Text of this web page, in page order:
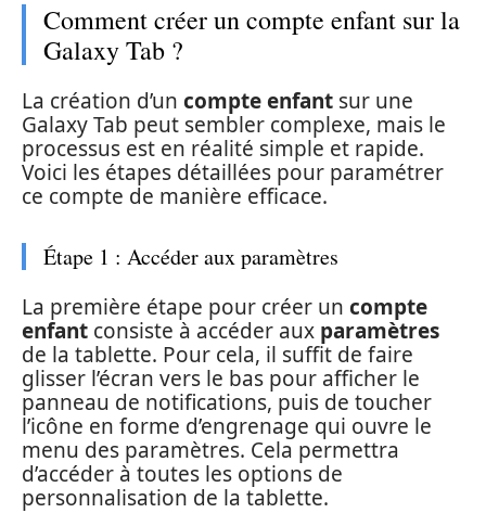
Comment créer un compte enfant sur la
Galaxy Tab ?
La création d’un compte enfant sur une
Galaxy Tab peut sembler complexe, mais le
processus est en réalité simple et rapide.
Voici les étapes détaillées pour paramétrer
ce compte de manière efficace.
Étape 1 : Accéder aux paramètres
La première étape pour créer un compte
enfant consiste à accéder aux paramètres
de la tablette. Pour cela, il suffit de faire
glisser l’écran vers le bas pour afficher le
panneau de notifications, puis de toucher
l’icône en forme d’engrenage qui ouvre le
menu des paramètres. Cela permettra
d’accéder à toutes les options de
personnalisation de la tablette.